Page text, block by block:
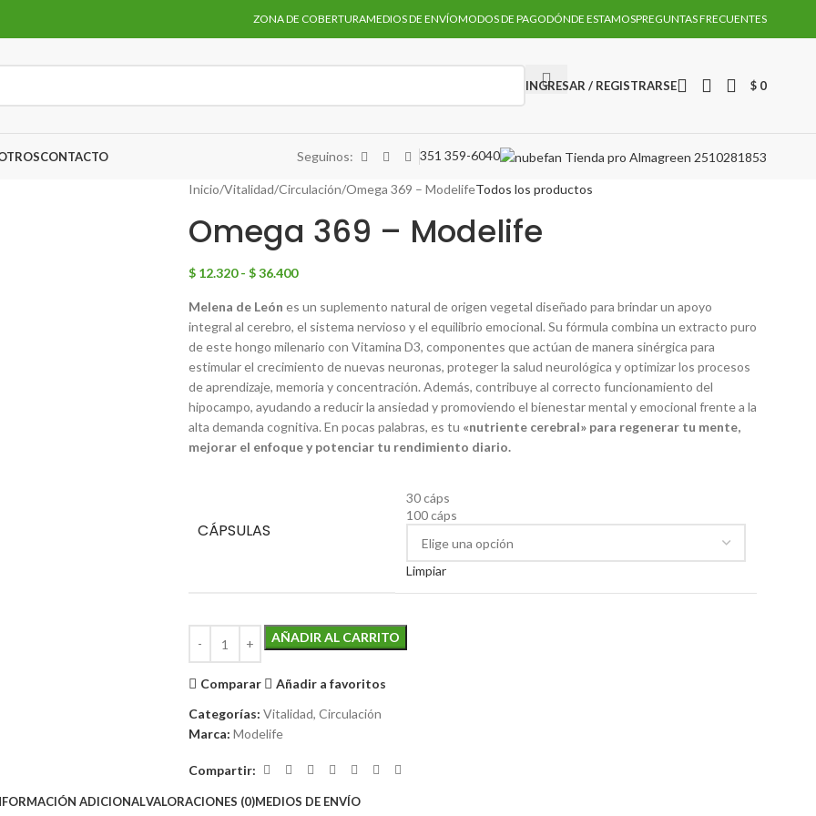
ZONA DE COBERTURAMEDIOS DE ENVÍOMODOS DE PAGODÓNDE ESTAMOSPREGUNTAS FRECUENTES
INGRESAR / REGISTRARSE $ 0
CONTACTO Seguinos: 351 359-6040
Inicio Vitalidad Circulación Omega 369 – ModelifeTodos los productos
Omega 369 – Modelife
$12.320 - $36.400
Melena de León es un suplemento natural de origen vegetal diseñado para brindar un apoyo
integral al cerebro, el sistema nervioso y el equilibrio emocional. Su fórmula combina un extracto puro
de este hongo milenario con Vitamina D3, componentes que actúan de manera sinérgica para
estimular el crecimiento de nuevas neuronas, proteger la salud neurológica y optimizar los procesos
de aprendizaje, memoria y concentración. Además, contribuye al correcto funcionamiento del
hipocampo, ayudando a reducir la ansiedad y promoviendo el bienestar mental y emocional frente a la
alta demanda cognitiva. En pocas palabras, es tu «nutriente cerebral» para regenerar tu mente,
mejorar el enfoque y potenciar tu rendimiento diario.
CÁPSULAS
30 cáps
100 cáps
Limpiar
AÑADIR AL CARRITO
Comparar
Añadir a favoritos
Categorías: Vitalidad, Circulación
Marca: Modelife
Compartir:
ADICIONALVALORACIONES (0)MEDIOS DE ENVÍO